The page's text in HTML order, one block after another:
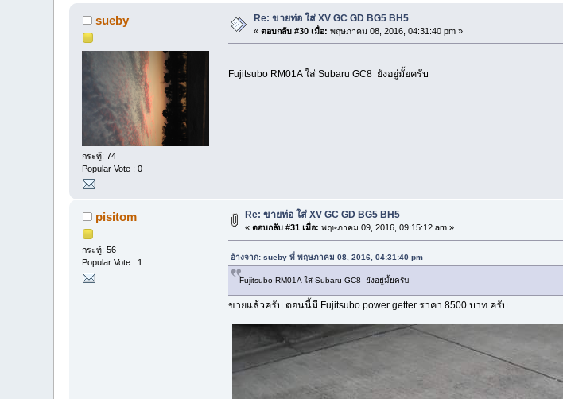
sueby
กระทู้: 74
Popular Vote : 0
Re: ขายท่อ ใส่ XV GC GD BG5 BH5
«ตอบกลับ #30 เมื่อ: พฤษภาคม 08, 2016, 04:31:40 pm »
Fujitsubo RM01A ใส่ Subaru GC8 ยังอยู่มั้ยครับ
pisitom
กระทู้: 56
Popular Vote : 1
Re: ขายท่อ ใส่ XV GC GD BG5 BH5
«ตอบกลับ #31 เมื่อ: พฤษภาคม 09, 2016, 09:15:12 am »
อ้างจาก: sueby ที่ พฤษภาคม 08, 2016, 04:31:40 pm
Fujitsubo RM01A ใส่ Subaru GC8 ยังอยู่มั้ยครับ
ขายแล้วครับ ตอนนี้มี Fujitsubo power getter ราคา 8500 บาท ครับ